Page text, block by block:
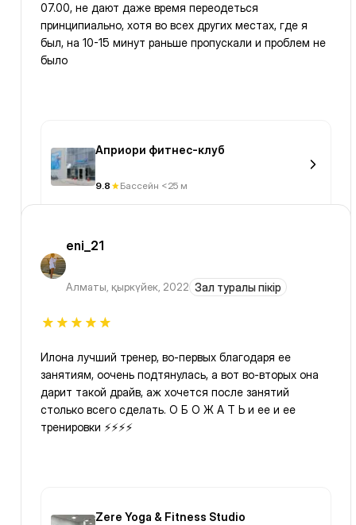
07.00, не дают даже время переодеться
принципиально, хотя во всех других местах, где я
был, на 10-15 минут раньше пропускали и проблем не
было
Априори фитнес-клуб
9.8 Бассейн <25 м
eni_21
Алматы, қыркүйек, 2022 Зал туралы пікір
Илона лучший тренер, во-первых благодаря ее
занятиям, оочень подтянулась, а вот во-вторых она
дарит такой драйв, аж хочется после занятий
столько всего сделать. О Б О Ж А Т Ь и ее и ее
тренировки ⚡️⚡️⚡️⚡️
Zere Yoga & Fitness Studio